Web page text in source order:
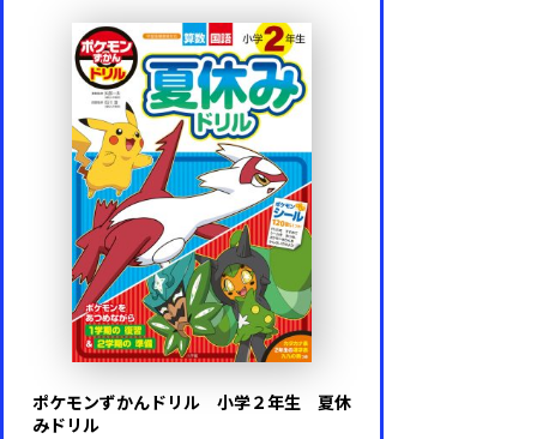
ポケモンずかんドリル 小学２年生 夏休
みドリル